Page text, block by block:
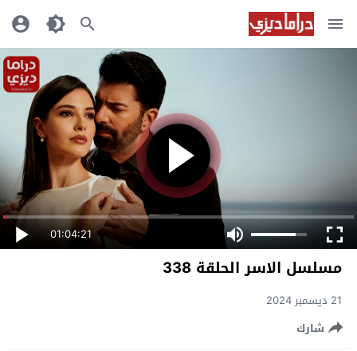
01:04:21
مسلسل الاسر الحلقة 338
21 ديسمبر 2024
شارك